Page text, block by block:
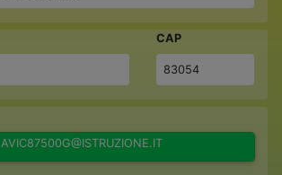
CAP
83054
AVIC87500G@ISTRUZIONE.IT